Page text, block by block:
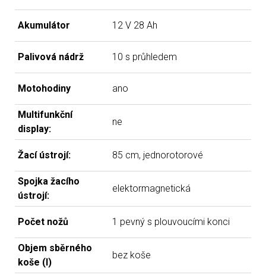
Akumulátor 12 V 28 Ah
Palivová nádrž 10 s průhledem
Motohodiny ano
Multifunkční
display:
ne
Žací ústrojí: 85 cm, jednorotorové
Spojka žacího
ústrojí:
elektormagnetická
Počet nožů 1 pevný s plouvoucími konci
Objem sběrného
koše (l)
bez koše